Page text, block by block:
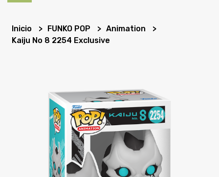
Inicio FUNKO POP
Animation
Kaiju No 8 2254 Exclusive